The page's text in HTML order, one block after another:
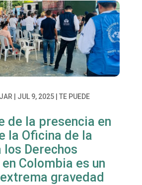
JUL 9, 2025| TE PUEDE
de la presencia en
la Oficina de la
los Derechos
en Colombia es un
gravedad